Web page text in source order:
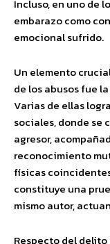
Incluso, en uno de
embarazo como
emocional sufrido.
Un elemento
de los abusos fue
Varias de ellas
sociales, donde se
agresor,
reconocimiento
físicas
constituye una
mismo autor,
Respecto del